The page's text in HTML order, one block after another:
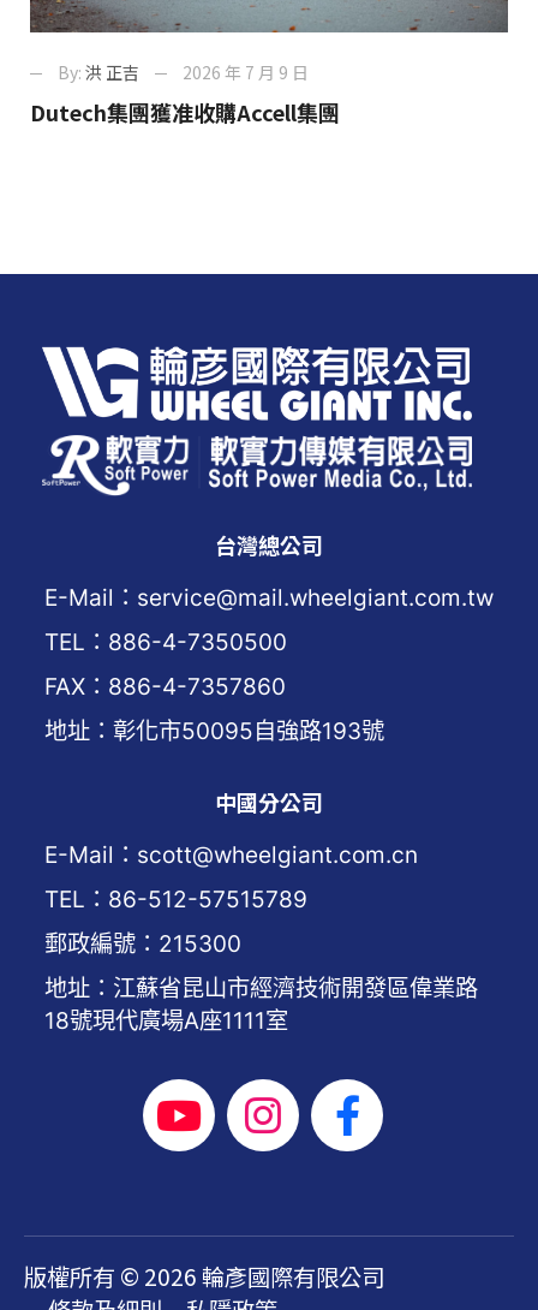
By: 洪 正吉 2026 年 7 月 9 日
Dutech集團獲准收購Accell集團
台灣總公司
E-Mail：service@mail.wheelgiant.com.tw
TEL：886-4-7350500
FAX：886-4-7357860
地址：彰化市50095自強路193號
中國分公司
E-Mail：scott@wheelgiant.com.cn
TEL：86-512-57515789
郵政編號：215300
地址：江蘇省昆山市經濟技術開發區偉業路
18號現代廣場A座1111室
版權所有 © 2026 輪彥國際有限公司